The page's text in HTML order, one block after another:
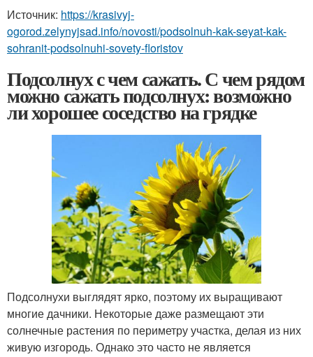
Источник: https://krasivyj-
ogorod.zelynyjsad.info/novosti/podsolnuh-kak-seyat-kak-
sohranit-podsolnuhi-sovety-floristov
Подсолнух с чем сажать. С чем рядом
можно сажать подсолнух: возможно
ли хорошее соседство на грядке
Подсолнухи выглядят ярко, поэтому их выращивают
многие дачники. Некоторые даже размещают эти
солнечные растения по периметру участка, делая из них
живую изгородь. Однако это часто не является